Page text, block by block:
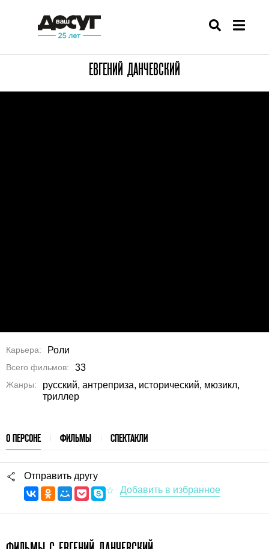
ЕВГЕНИЙ ДАНЧЕВСКИЙ
Карьера Роли
Всего фильмов 33
Жанры
русский, антреприза, исторический, мюзикл,
триллер
О ПЕРСОНЕ ФИЛЬМЫ СПЕКТАКЛИ
Отправить другу